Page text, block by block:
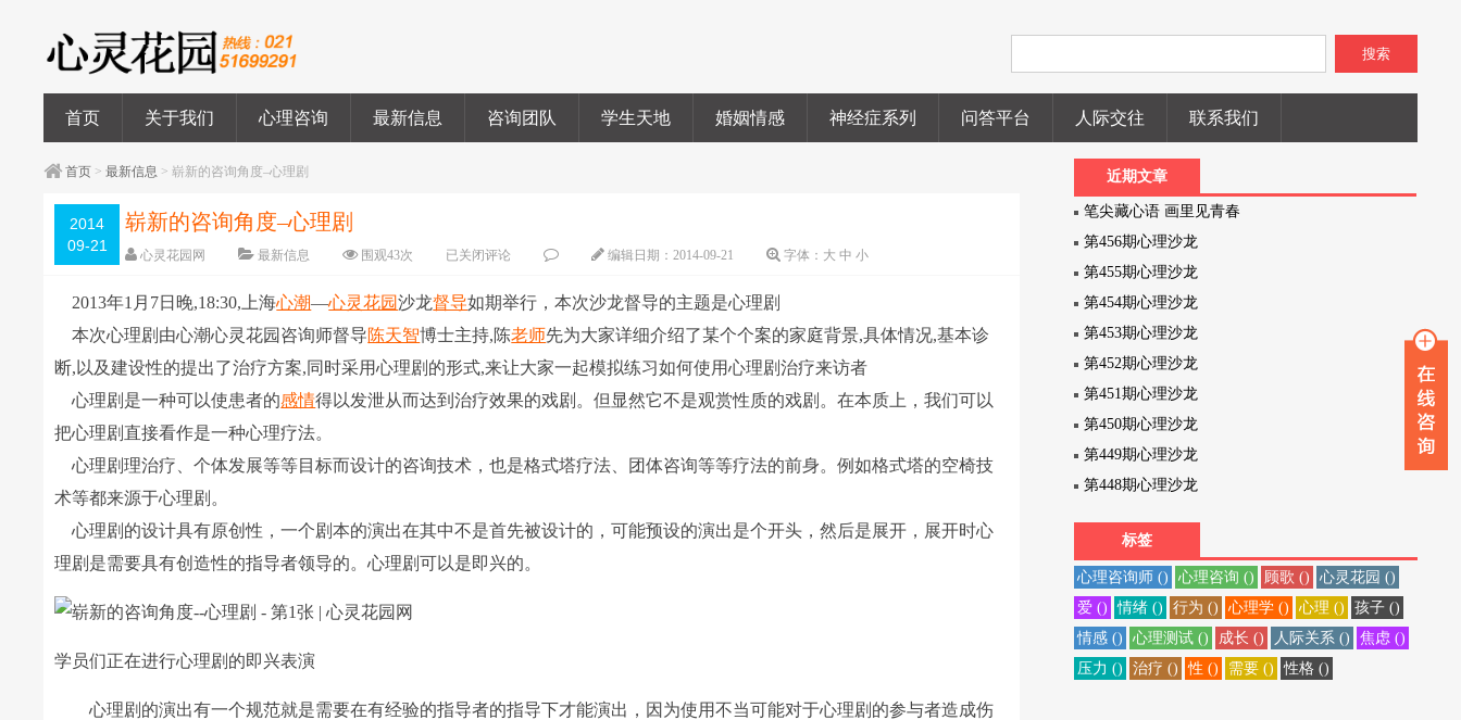
搜索
首页 关于我们 心理咨询 最新信息 咨询团队 学生天地 婚姻情感 神经症系列 问答平台 人际交往 联系我们
首页 >最新信息 > 崭新的咨询角度–心理剧
2014
09-21
崭新的咨询角度–心理剧
心灵花园网 最新信息 围观43次 已关闭评论 编辑日期：2014-09-21 字体： 大 中 小
2013年1月7日晚,18:30,上海心潮―心灵花园沙龙督导如期举行，本次沙龙督导的主题是心理剧
本次心理剧由心潮心灵花园咨询师督导陈天智博士主持,陈老师先为大家详细介绍了某个个案的家庭背景,具体情况,基本诊
断,以及建设性的提出了治疗方案,同时采用心理剧的形式,来让大家一起模拟练习如何使用心理剧治疗来访者
心理剧是一种可以使患者的感情得以发泄从而达到治疗效果的戏剧。但显然它不是观赏性质的戏剧。在本质上，我们可以
把心理剧直接看作是一种心理疗法。
心理剧理治疗、个体发展等等目标而设计的咨询技术，也是格式塔疗法、团体咨询等等疗法的前身。例如格式塔的空椅技
术等都来源于心理剧。
心理剧的设计具有原创性，一个剧本的演出在其中不是首先被设计的，可能预设的演出是个开头，然后是展开，展开时心
理剧是需要具有创造性的指导者领导的。心理剧可以是即兴的。
学员们正在进行心理剧的即兴表演
心理剧的演出有一个规范就是需要在有经验的指导者的指导下才能演出，因为使用不当可能对于心理剧的参与者造成伤
近期文章
笔尖藏心语 画里见青春
第456期心理沙龙
第455期心理沙龙
第454期心理沙龙
第453期心理沙龙
第452期心理沙龙
第451期心理沙龙
第450期心理沙龙
第449期心理沙龙
第448期心理沙龙
标签
心理咨询师 () 心理咨询 () 顾歌 ()
心灵花园 ()
爱 ()
情绪 () 行为 () 心理学 () 心理 ()
孩子 ()
情感 ()
心理测试 () 成长 () 人际关系 ()
焦虑 ()
压力 ()
治疗 () 性 () 需要 () 性格 ()